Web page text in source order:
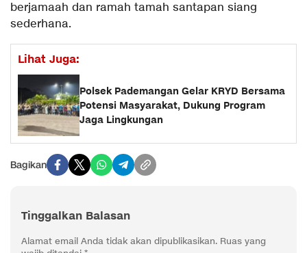
berjamaah dan ramah tamah santapan siang
sederhana.
Lihat Juga:
Polsek Pademangan Gelar KRYD Bersama
Potensi Masyarakat, Dukung Program
Jaga Lingkungan
Bagikan
Tinggalkan Balasan
Alamat email Anda tidak akan dipublikasikan. Ruas yang